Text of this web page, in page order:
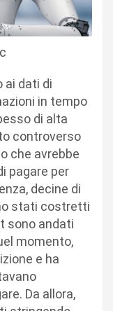
ai dati di
in tempo
di alta
controverso
che avrebbe
pagare per
decine di
stati costretti
sono andati
momento,
e ha
Da allora,